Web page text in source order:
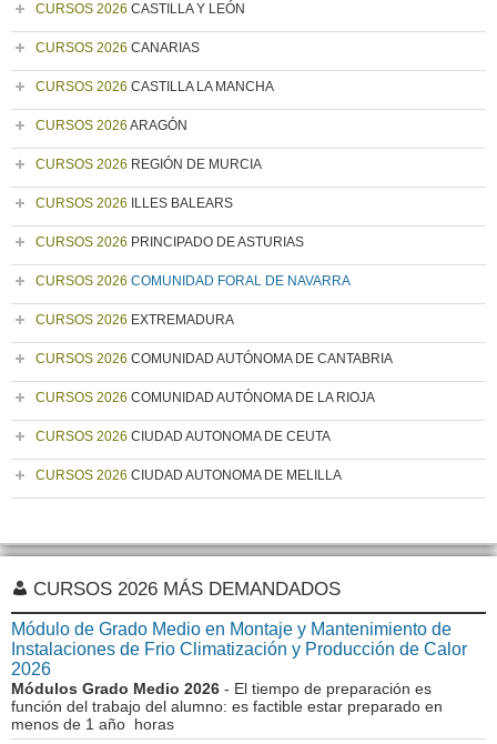
CURSOS 2026 CASTILLA Y LEÓN
CURSOS 2026 CANARIAS
CURSOS 2026 CASTILLA LA MANCHA
CURSOS 2026 ARAGÓN
CURSOS 2026 REGIÓN DE MURCIA
CURSOS 2026 ILLES BALEARS
CURSOS 2026 PRINCIPADO DE ASTURIAS
CURSOS 2026 COMUNIDAD FORAL DE NAVARRA
CURSOS 2026 EXTREMADURA
CURSOS 2026 COMUNIDAD AUTÓNOMA DE CANTABRIA
CURSOS 2026 COMUNIDAD AUTÓNOMA DE LA RIOJA
CURSOS 2026 CIUDAD AUTONOMA DE CEUTA
CURSOS 2026 CIUDAD AUTONOMA DE MELILLA
CURSOS 2026 MÁS DEMANDADOS
Módulo de Grado Medio en Montaje y Mantenimiento de
Instalaciones de Frio Climatización y Producción de Calor
2026
Módulos Grado Medio 2026 - El tiempo de preparación es
función del trabajo del alumno: es factible estar preparado en
menos de 1 año horas